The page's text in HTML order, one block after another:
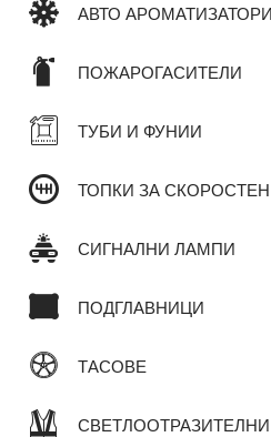
АВТО АРОМАТИЗАТОРИ
ПОЖАРОГАСИТЕЛИ
ТУБИ И ФУНИИ
ТОПКИ ЗА
СИГНАЛНИ ЛАМПИ
ПОДГЛАВНИЦИ
ТАСОВЕ